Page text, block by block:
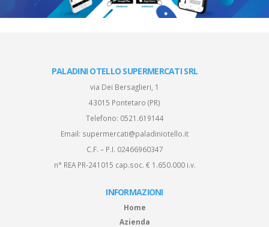
PALADINI OTELLO SUPERMERCATI SRL
via Dei Bersaglieri, 1
43015 Pontetaro (PR)
Telefono: 0521.619144
Email: supermercati@paladiniotello.it
C.F. – P.I. 02466960347
n° REA PR-241015 cap.soc. € 1.650.000 i.v.
INFORMAZIONI
Home
Azienda